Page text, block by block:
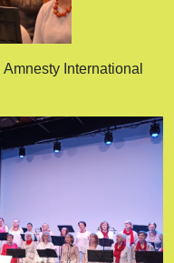
International